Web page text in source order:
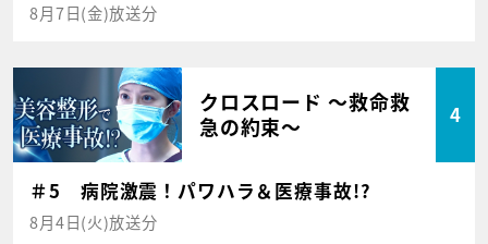
8月7日(金)放送分
クロスロード ～救命救
急の約束～
4
＃5 病院激震！パワハラ＆医療事故!?
8月4日(火)放送分